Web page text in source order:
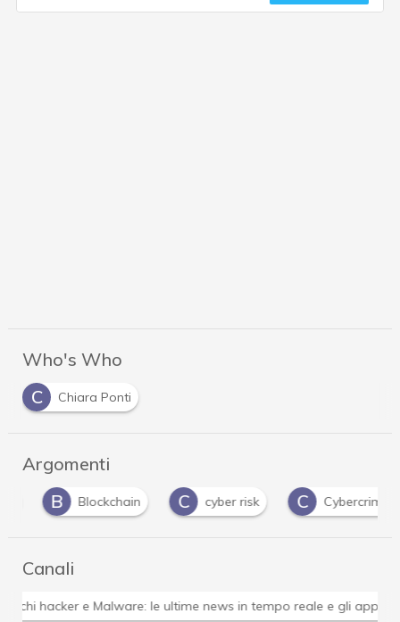
Who's Who
C
Chiara Ponti
Argomenti
B
Blockchain C cyber risk C Cybercrime
Canali
Attacchi hacker e Malware: le ultime news in tempo